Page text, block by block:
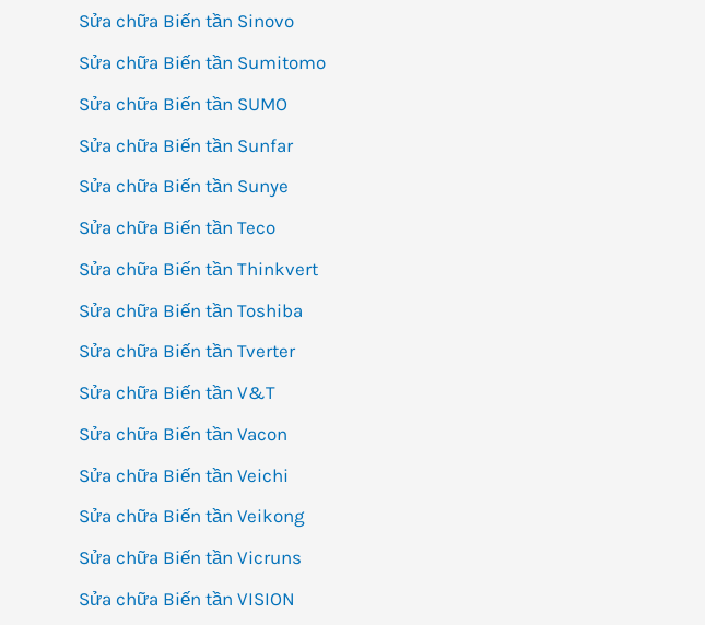
Sửa chữa Biến tần Sinovo
Sửa chữa Biến tần Sumitomo
Sửa chữa Biến tần SUMO
Sửa chữa Biến tần Sunfar
Sửa chữa Biến tần Sunye
Sửa chữa Biến tần Teco
Sửa chữa Biến tần Thinkvert
Sửa chữa Biến tần Toshiba
Sửa chữa Biến tần Tverter
Sửa chữa Biến tần V&T
Sửa chữa Biến tần Vacon
Sửa chữa Biến tần Veichi
Sửa chữa Biến tần Veikong
Sửa chữa Biến tần Vicruns
Sửa chữa Biến tần VISION